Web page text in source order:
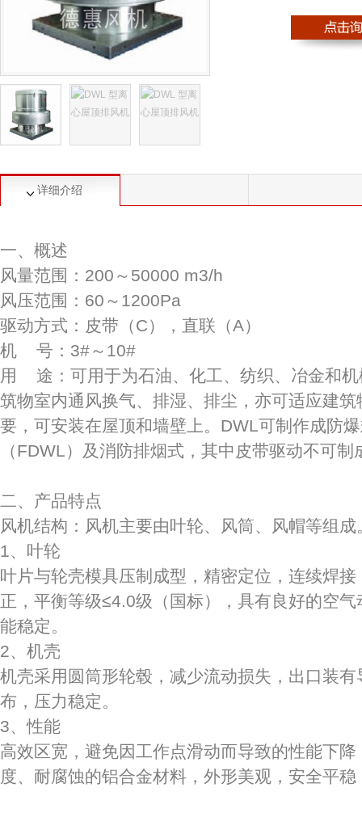
详细介绍
一、概述
风量范围：200～50000 m3/h
风压范围：60～1200Pa
驱动方式：皮带（C），直联（A）
机 号：3#～10#
用 途：可用于为石油、化工、纺织、冶金和
筑物室内通风换气、排湿、排尘，亦可适应建
要，可安装在屋顶和墙壁上。DWL可制作成防
（FDWL）及消防排烟式，其中皮带驱动不可制
二、产品特点
风机结构：风机主要由叶轮、风筒、风帽等组成
1、叶轮
叶片与轮壳模具压制成型，精密定位，连续焊
正，平衡等级≤4.0级（国标），具有良好的空
能稳定。
2、机壳
机壳采用圆筒形轮毂，减少流动损失，出口装
布，压力稳定。
3、性能
高效区宽，避免因工作点滑动而导致的性能下
度、耐腐蚀的铝合金材料，外形美观，安全平